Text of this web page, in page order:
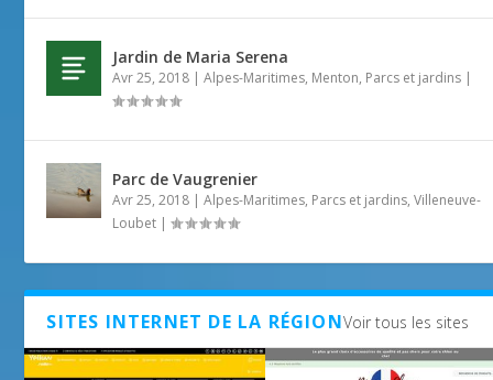
Jardin de Maria Serena
Avr 25, 2018 |Alpes-Maritimes, Menton, Parcs et jardins |
Parc de Vaugrenier
Avr 25, 2018 |Alpes-Maritimes, Parcs et jardins,Villeneuve-
Loubet |
SITES INTERNET DE LA RÉGIONVoir tous les sites